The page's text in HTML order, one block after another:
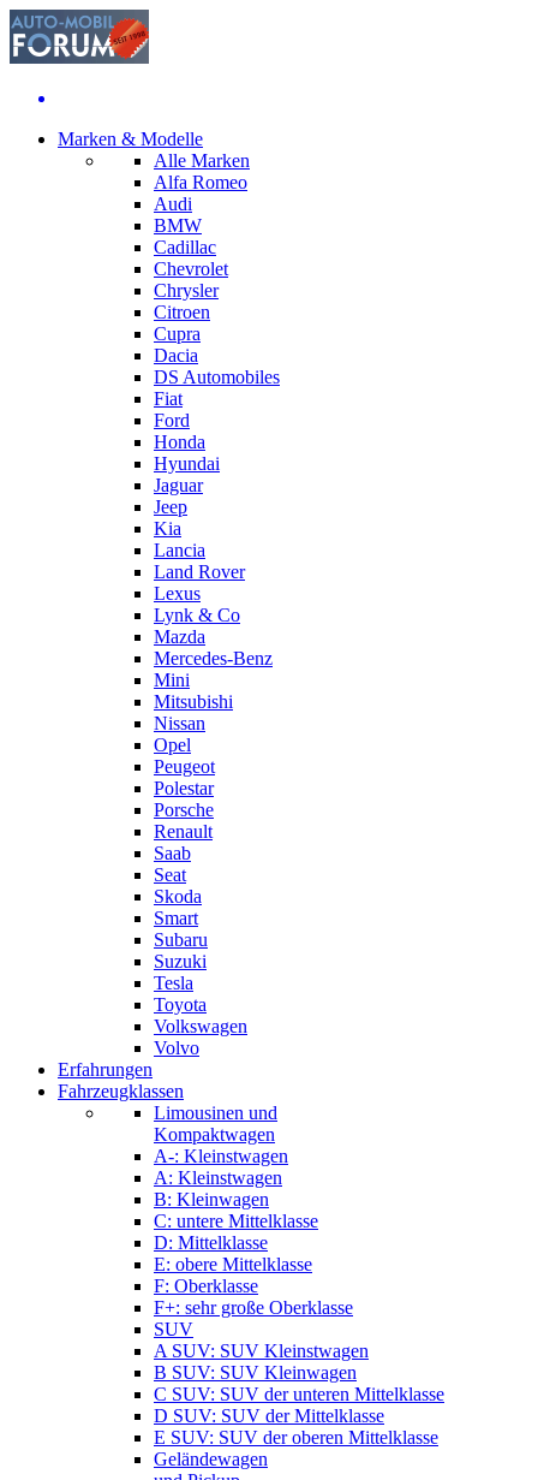
Marken & Modelle
Alle Marken
Alfa Romeo
Audi
BMW
Cadillac
Chevrolet
Chrysler
Citroen
Cupra
Dacia
DS Automobiles
Fiat
Ford
Honda
Hyundai
Jaguar
Jeep
Kia
Lancia
Land Rover
Lexus
Lynk & Co
Mazda
Mercedes-Benz
Mini
Mitsubishi
Nissan
Opel
Peugeot
Polestar
Porsche
Renault
Saab
Seat
Skoda
Smart
Subaru
Suzuki
Tesla
Toyota
Volkswagen
Volvo
Erfahrungen
Fahrzeugklassen
Limousinen und
Kompaktwagen
A-: Kleinstwagen
A: Kleinstwagen
B: Kleinwagen
C: untere Mittelklasse
D: Mittelklasse
E: obere Mittelklasse
F: Oberklasse
F+: sehr große Oberklasse
SUV
A SUV: SUV Kleinstwagen
B SUV: SUV Kleinwagen
C SUV: SUV der unteren Mittelklasse
D SUV: SUV der Mittelklasse
E SUV: SUV der oberen Mittelklasse
Geländewagen